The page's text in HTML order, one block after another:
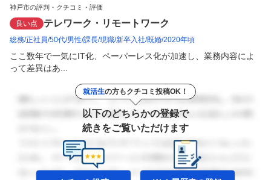
神戸市の評判・クチコミ・評価
良い点 テレワーク・リモートワーク
総務 正社員 50代 男性 課長 現職 新卒入社 既婚 2020年頃
ここ数年で一気にIT化、ペーパーレス化が加速し、業務内容によ
って差異はあ...
就活生の方もクチコミ投稿OK！
以下のどちらかの登録で
続きをご覧いただけます